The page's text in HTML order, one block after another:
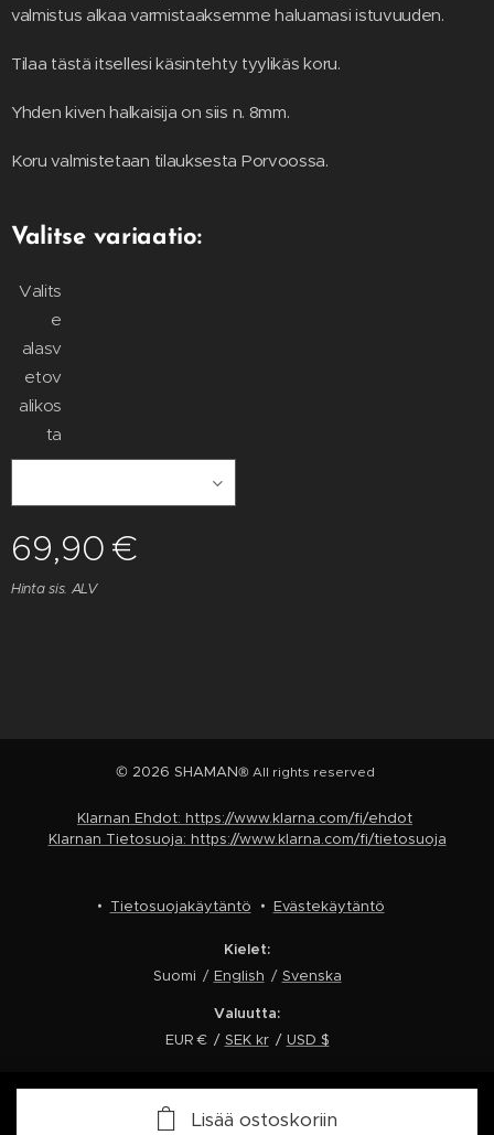
valmistus alkaa varmistaaksemme haluamasi istuvuuden.
Tilaa tästä itsellesi käsintehty tyylikäs koru.
Yhden kiven halkaisija on siis n. 8mm.
Koru valmistetaan tilauksesta Porvoossa.
Valitse variaatio:
Valits
e
alasv
etov
alikos
ta
69,90 €
Hinta sis. ALV
Lisää ostoskoriin
© 2026 SHAMAN® All rights reserved
Klarnan Ehdot: https://www.klarna.com/fi/ehdot
Klarnan Tietosuoja: https://www.klarna.com/fi/tietosuoja
Tietosuojakäytäntö Evästekäytäntö
Kielet
Suomi
English
Svenska
Valuutta
EUR €
SEK kr USD $
Tietosuojavalintasi